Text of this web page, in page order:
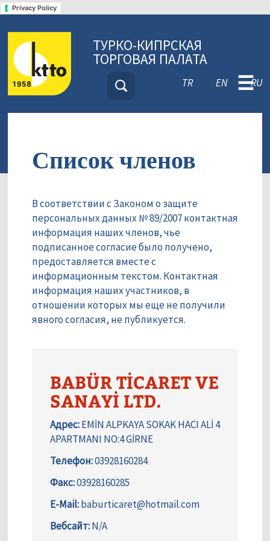
Privacy Policy
ТУРКО-КИПРСКАЯ
ТОРГОВАЯ ПАЛАТА
TR EN RU
☰
Список членов
В соответствии с Законом о защите
персональных данных № 89/2007 контактная
информация наших членов, чье
подписанное согласие было получено,
предоставляется вместе с
информационным текстом. Контактная
информация наших участников, в
отношении которых мы еще не получили
явного согласия, не публикуется.
BABÜR TİCARET VE
SANAYİ LTD.
Адрес:EMİN ALPKAYA SOKAK HACI ALİ 4
APARTMANI NO:4 GİRNE
Телефон:03928160284
Факс:03928160285
E-Mail:baburticaret@hotmail.com
Вебсайт:N/A